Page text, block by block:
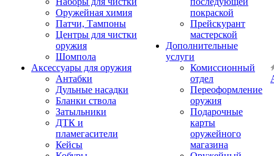
Оружейная химия
Патчи, Тампоны
Центры для чистки
оружия
Шомпола
Аксессуары для оружия
Антабки
Дульные насадки
Бланки ствола
Затыльники
ДТК и
пламегасители
Кейсы
покраской
Прейскурант
мастерской
Дополнительные
услуги
Комиссионный
отдел
Переоформление
оружия
Подарочные
карты
оружейного
магазина